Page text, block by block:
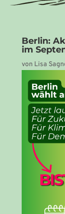
Berlin:
im
von Lisa